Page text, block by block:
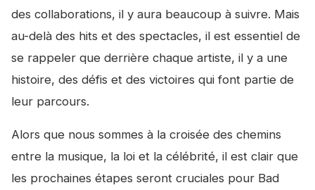
des collaborations, il y aura beaucoup à suivre. Mais
au-delà des hits et des spectacles, il est essentiel de
se rappeler que derrière chaque artiste, il y a une
histoire, des défis et des victoires qui font partie de
leur parcours.
Alors que nous sommes à la croisée des chemins
entre la musique, la loi et la célébrité, il est clair que
les prochaines étapes seront cruciales pour Bad